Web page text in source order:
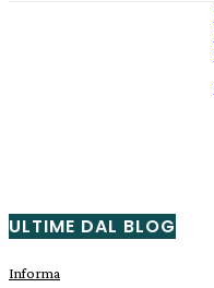
ULTIME DAL BLOG
Informa